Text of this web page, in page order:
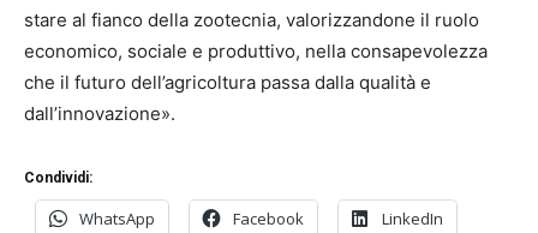
stare al fianco della zootecnia, valorizzandone il ruolo
economico, sociale e produttivo, nella consapevolezza
che il futuro dell’agricoltura passa dalla qualità e
dall’innovazione».
Condividi:
WhatsApp Facebook LinkedIn